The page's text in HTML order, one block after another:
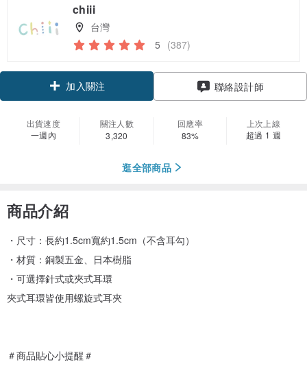
chiii
台灣
5 (387)
加入關注 聯絡設計師
出貨速度
一週內
關注人數
3,320
回應率
83%
上次上線
超過 1 週
逛全部商品
商品介紹
・尺寸：長約1.5cm寬約1.5cm（不含耳勾）
・材質：銅製五金、日本樹脂
・可選擇針式或夾式耳環
夾式耳環皆使用螺旋式耳夾
＃商品貼心小提醒＃